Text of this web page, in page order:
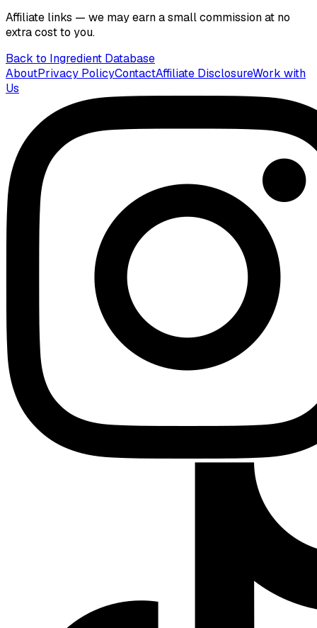
Affiliate links — we may earn a small commission at no
extra cost to you.
Back to Ingredient Database
AboutPrivacy PolicyContactAffiliate DisclosureWork with
Us